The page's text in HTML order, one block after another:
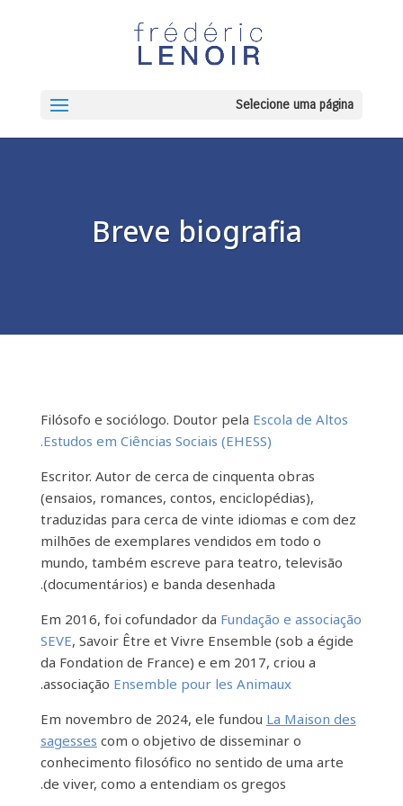
Selecione uma página
Breve biografia
Filósofo e sociólogo. Doutor pela Escola de Altos
Estudos em Ciências Sociais (EHESS).
Escritor. Autor de cerca de cinquenta obras
(ensaios, romances, contos, enciclopédias),
traduzidas para cerca de vinte idiomas e com dez
milhões de exemplares vendidos em todo o
mundo, também escreve para teatro, televisão
(documentários) e banda desenhada.
Em 2016, foi cofundador da Fundação e associação
SEVE, Savoir Être et Vivre Ensemble (sob a égide
da Fondation de France) e em 2017, criou a
associação Ensemble pour les Animaux
.
Em novembro de 2024, ele fundou La Maison des
sagesses com o objetivo de disseminar o
conhecimento filosófico no sentido de uma arte
de viver, como a entendiam os gregos.